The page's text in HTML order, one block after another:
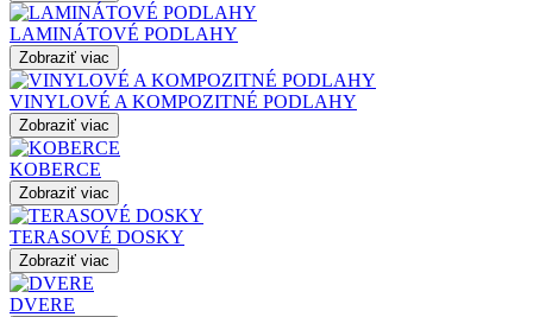
LAMINÁTOVÉ PODLAHY
Zobraziť viac
VINYLOVÉ A KOMPOZITNÉ PODLAHY
Zobraziť viac
KOBERCE
Zobraziť viac
TERASOVÉ DOSKY
Zobraziť viac
DVERE